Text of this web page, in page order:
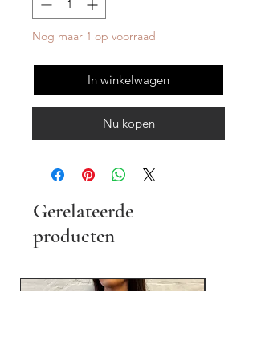
Nog maar 1 op voorraad
In winkelwagen
Nu kopen
Gerelateerde
producten